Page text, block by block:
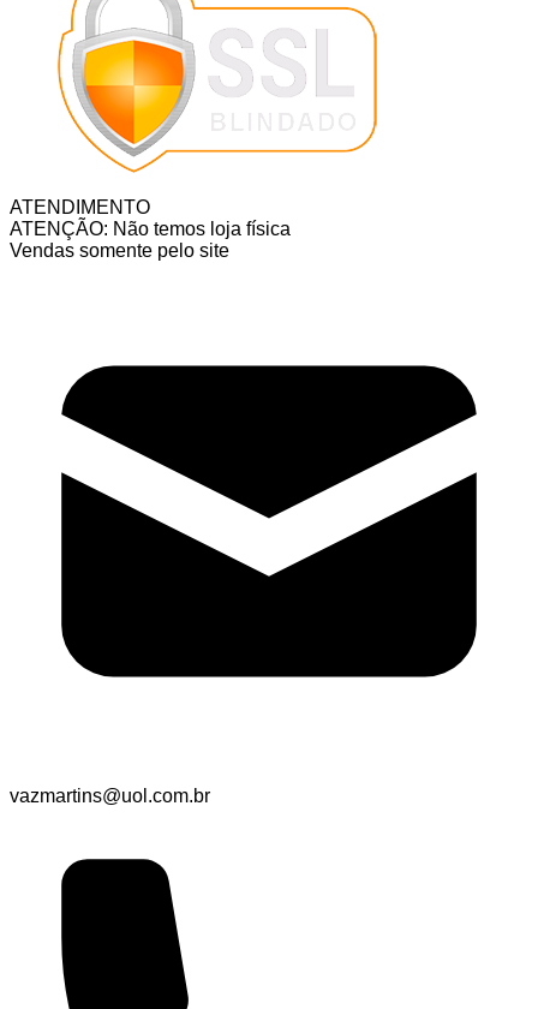
ATENDIMENTO
ATENÇÃO: Não temos loja física
Vendas somente pelo site
vazmartins@uol.com.br